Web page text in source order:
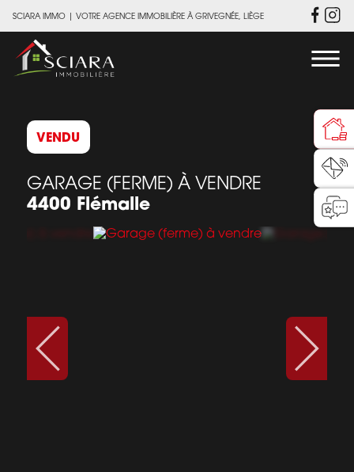
SCIARA IMMO | VOTRE AGENCE IMMOBILIÈRE À GRIVEGNÉE, LIÈGE
VENDU
GARAGE (FERME) À VENDRE
4400 Flémalle